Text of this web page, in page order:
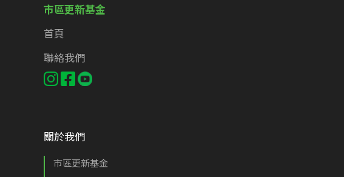
市區更新基金
首頁
聯絡我們
關於我們
市區更新基金